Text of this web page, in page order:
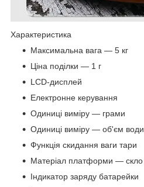
Характеристика
Максимальна вага — 5 кг
Ціна поділки — 1 г
LCD-дисплей
Електронне керування
Одиниці виміру — грами
Одиниці виміру — об'єм води
Функція скидання ваги тари
Матеріал платформи — скло
Індикатор заряду батарейки